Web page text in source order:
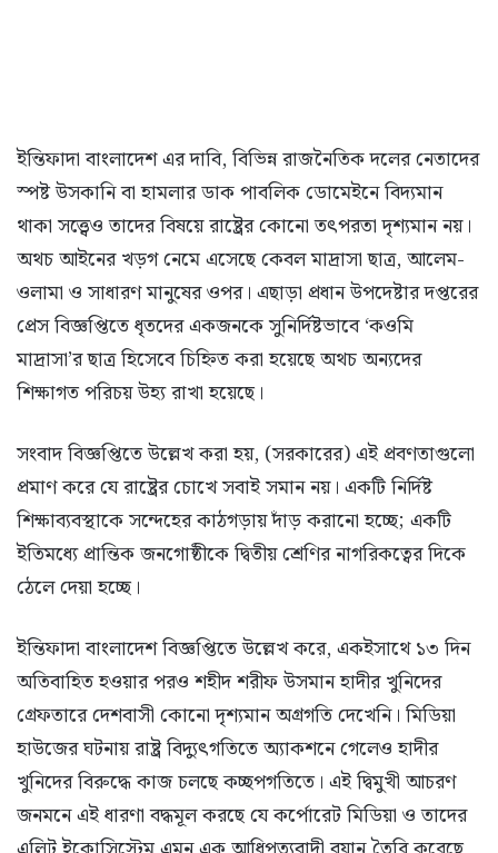
ইন্তিফাদা বাংলাদেশ এর দাবি, বিভিন্ন রাজনৈতিক দলের নেতাদের
স্পষ্ট উসকানি বা হামলার ডাক পাবলিক ডোমেইনে বিদ্যমান
থাকা সত্ত্বেও তাদের বিষয়ে রাষ্ট্রের কোনো তৎপরতা দৃশ্যমান নয়।
অথচ আইনের খড়গ নেমে এসেছে কেবল মাদ্রাসা ছাত্র, আলেম-
ওলামা ও সাধারণ মানুষের ওপর। এছাড়া প্রধান উপদেষ্টার দপ্তরের
প্রেস বিজ্ঞপ্তিতে ধৃতদের একজনকে সুনির্দিষ্টভাবে ‘কওমি
মাদ্রাসা’র ছাত্র হিসেবে চিহ্নিত করা হয়েছে অথচ অন্যদের
শিক্ষাগত পরিচয় উহ্য রাখা হয়েছে।
সংবাদ বিজ্ঞপ্তিতে উল্লেখ করা হয়, (সরকারের) এই প্রবণতাগুলো
প্রমাণ করে যে রাষ্ট্রের চোখে সবাই সমান নয়। একটি নির্দিষ্ট
শিক্ষাব্যবস্থাকে সন্দেহের কাঠগড়ায় দাঁড় করানো হচ্ছে; একটি
ইতিমধ্যে প্রান্তিক জনগোষ্ঠীকে দ্বিতীয় শ্রেণির নাগরিকত্বের দিকে
ঠেলে দেয়া হচ্ছে।
ইন্তিফাদা বাংলাদেশ বিজ্ঞপ্তিতে উল্লেখ করে, একইসাথে ১৩ দিন
অতিবাহিত হওয়ার পরও শহীদ শরীফ উসমান হাদীর খুনিদের
গ্রেফতারে দেশবাসী কোনো দৃশ্যমান অগ্রগতি দেখেনি। মিডিয়া
হাউজের ঘটনায় রাষ্ট্র বিদ্যুৎগতিতে অ্যাকশনে গেলেও হাদীর
খুনিদের বিরুদ্ধে কাজ চলছে কচ্ছপগতিতে। এই দ্বিমুখী আচরণ
জনমনে এই ধারণা বদ্ধমূল করছে যে কর্পোরেট মিডিয়া ও তাদের